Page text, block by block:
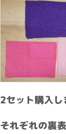
2セット購入し
それぞれの裏